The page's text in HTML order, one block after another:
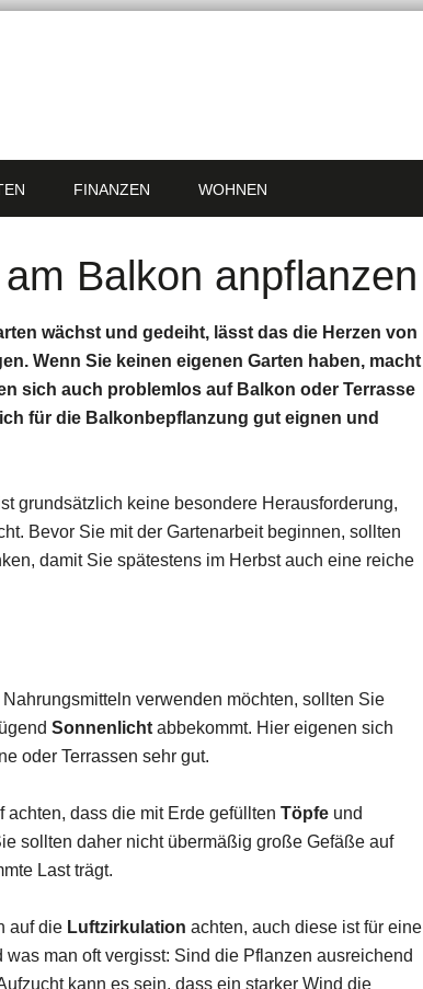
FINANZEN WOHNEN
Balkon anpflanzen
wächst und gedeiht, lässt das die Herzen von
Wenn Sie keinen eigenen Garten haben, macht
sich auch problemlos auf Balkon oder Terrasse
für die Balkonbepflanzung gut eignen und
grundsätzlich keine besondere Herausforderung,
Bevor Sie mit der Gartenarbeit beginnen, sollten
damit Sie spätestens im Herbst auch eine reiche
verwenden möchten, sollten Sie
Sonnenlicht abbekommt. Hier eigenen sich
oder Terrassen sehr gut.
dass die mit Erde gefüllten Töpfe und
sollten daher nicht übermäßig große Gefäße auf
Last trägt.
auf die Luftzirkulation achten, auch diese ist für eine
man oft vergisst: Sind die Pflanzen ausreichend
kann es sein, dass ein starker Wind die